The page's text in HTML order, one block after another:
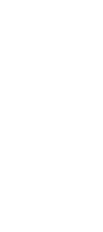
Jesús
mando
El nuevo jefe
que se retira